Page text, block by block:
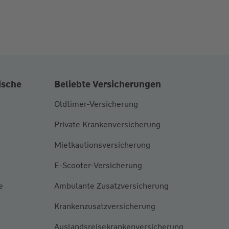
Beliebte Versicherungen
Oldtimer-Versicherung
Private Krankenversicherung
Mietkautionsversicherung
E-Scooter-Versicherung
Ambulante Zusatzversicherung
Krankenzusatzversicherung